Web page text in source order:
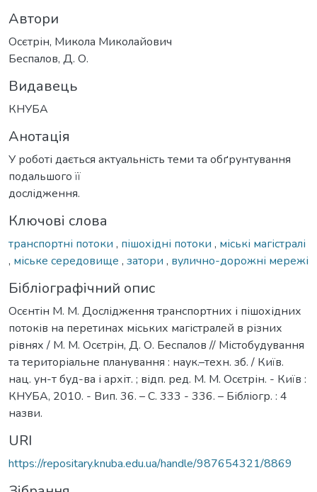
Автори
Осєтрін, Микола Миколайович
Беспалов, Д. О.
Видавець
КНУБА
Анотація
У роботі дається актуальність теми та обґрунтування
подальшого її
дослідження.
Ключові слова
транспортні потоки , пішохідні потоки , міські магістралі
, міське середовище , затори , вулично-дорожні мережі
Бібліографічний опис
Осєнтін М. М. Дослідження транспортних і пішохідних
потоків на перетинах міських магістралей в різних
рівнях / М. М. Осєтрін, Д. О. Беспалов // Містобудування
та територіальне планування : наук.–техн. зб. / Київ.
нац. ун-т буд-ва і архіт. ; відп. ред. М. М. Осєтрін. - Київ :
КНУБА, 2010. - Вип. 36. – С. 333 - 336. – Бібліогр. : 4
назви.
URI
https://repositary.knuba.edu.ua/handle/987654321/8869